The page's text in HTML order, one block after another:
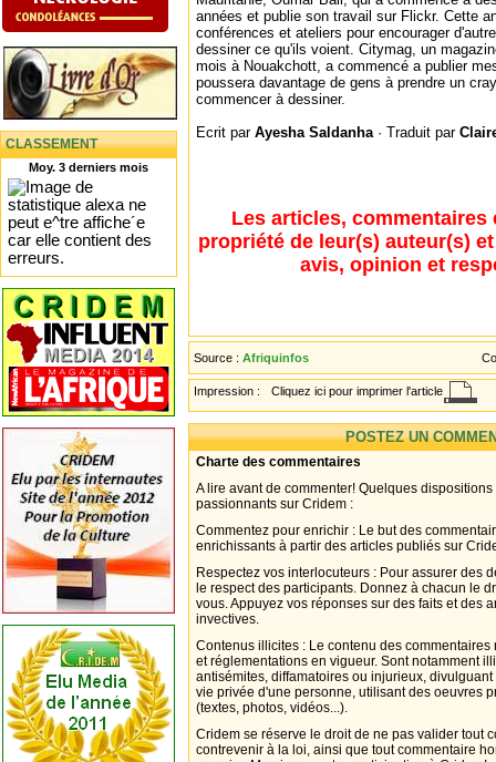
CLASSEMENT
Moy. 3 derniers mois
années et publie son travail sur Flickr. Cette
conférences et ateliers pour encourager
dessiner ce qu'ils voient. Citymag, un
mois à Nouakchott, a commencé a publier
poussera davantage de gens à prendre un
commencer à dessiner.
Ecrit par Ayesha Saldanha· Traduit par
Les articles,
propriété de leur(s) auteur(s)
avis, opinion et
Source : Afriquinfos
Impression : Cliquez ici pour imprimer l'article
POSTEZ UN
Charte des commentaires
A lire avant de commenter! Quelques
passionnants sur Cridem :
Commentez pour enrichir : Le but des
enrichissants à partir des articles publiés sur
Respectez vos interlocuteurs : Pour assurer des
le respect des participants. Donnez à chacun le
vous. Appuyez vos réponses sur des faits et des
invectives.
Contenus illicites : Le contenu des
et réglementations en vigueur. Sont notamment
antisémites, diffamatoires ou injurieux,
vie privée d'une personne, utilisant des oeuvres
(textes, photos, vidéos...).
Cridem se réserve le droit de ne pas valider tout
contrevenir à la loi, ainsi que tout commentaire